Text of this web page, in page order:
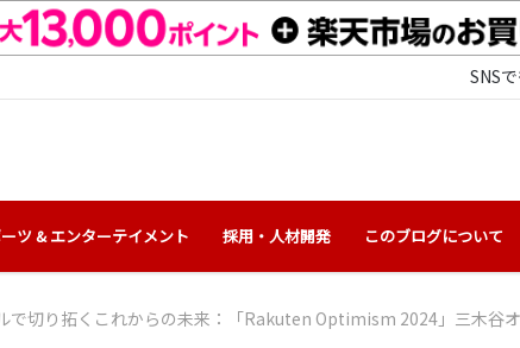
SNS
ツ & エンターテイメント 採用・人材開発 このブログについて
で切り拓くこれからの未来：「Rakuten Optimism 2024」三木谷